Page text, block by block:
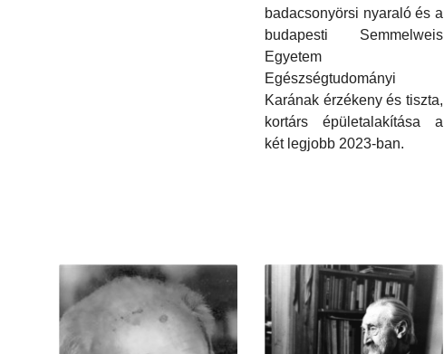
badacsonyörsi nyaraló és a
budapesti Semmelweis
Egyetem
Egészségtudományi
Karának érzékeny és tiszta,
kortárs épületalakítása a
két legjobb 2023-ban.